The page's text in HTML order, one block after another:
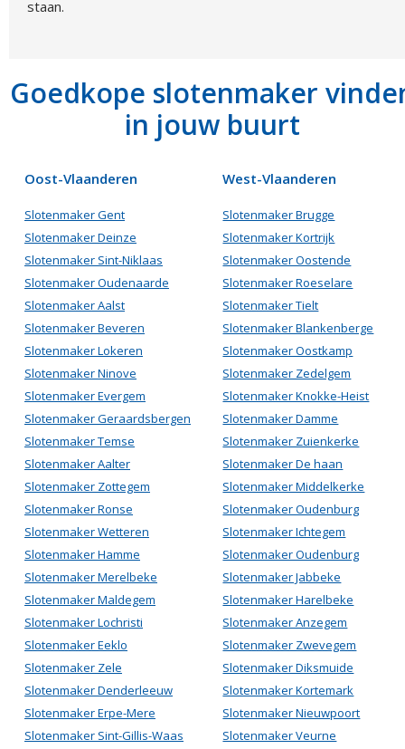
staan.
Goedkope slotenmaker
in jouw buurt
Oost-Vlaanderen
Slotenmaker Gent
Slotenmaker Deinze
Slotenmaker Sint-Niklaas
Slotenmaker Oudenaarde
Slotenmaker Aalst
Slotenmaker Beveren
Slotenmaker Lokeren
Slotenmaker Ninove
Slotenmaker Evergem
Slotenmaker Geraardsbergen
Slotenmaker Temse
Slotenmaker Aalter
Slotenmaker Zottegem
Slotenmaker Ronse
Slotenmaker Wetteren
Slotenmaker Hamme
Slotenmaker Merelbeke
Slotenmaker Maldegem
Slotenmaker Lochristi
Slotenmaker Eeklo
Slotenmaker Zele
Slotenmaker Denderleeuw
Slotenmaker Erpe-Mere
Slotenmaker Sint-Gillis-Waas
West-Vlaanderen
Slotenmaker Brugge
Slotenmaker Kortrijk
Slotenmaker Oostende
Slotenmaker Roeselare
Slotenmaker Tielt
Slotenmaker Blankenberge
Slotenmaker Oostkamp
Slotenmaker Zedelgem
Slotenmaker Knokke-Heist
Slotenmaker Damme
Slotenmaker Zuienkerke
Slotenmaker De haan
Slotenmaker Middelkerke
Slotenmaker Oudenburg
Slotenmaker Ichtegem
Slotenmaker Oudenburg
Slotenmaker Jabbeke
Slotenmaker Harelbeke
Slotenmaker Anzegem
Slotenmaker Zwevegem
Slotenmaker Diksmuide
Slotenmaker Kortemark
Slotenmaker Nieuwpoort
Slotenmaker Veurne